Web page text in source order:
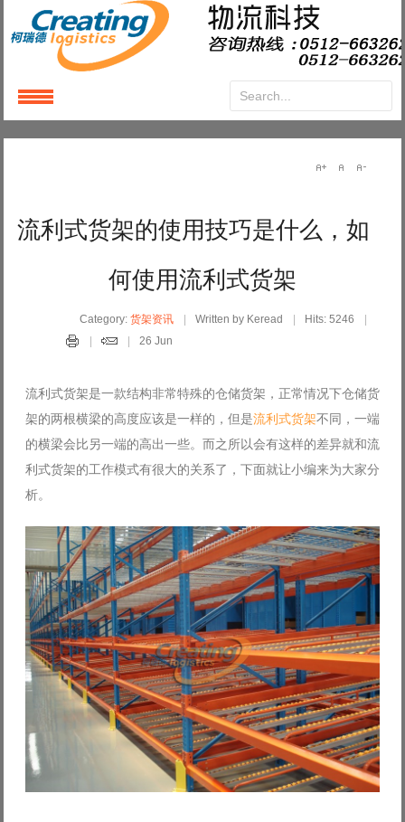
流利式货架的使用技巧是什么，如
何使用流利式货架
Category:货架资讯 Written by Keread
Hits: 5246
26 Jun
流利式货架是一款结构非常特殊的仓储货架，正常情况下仓储货
架的两根横梁的高度应该是一样的，但是流利式货架不同，一端
的横梁会比另一端的高出一些。而之所以会有这样的差异就和流
利式货架的工作模式有很大的关系了，下面就让小编来为大家分
析。
LoginorRegister
Remember Me
Log in with Facebook
Forgot your password?
Forgot your username?